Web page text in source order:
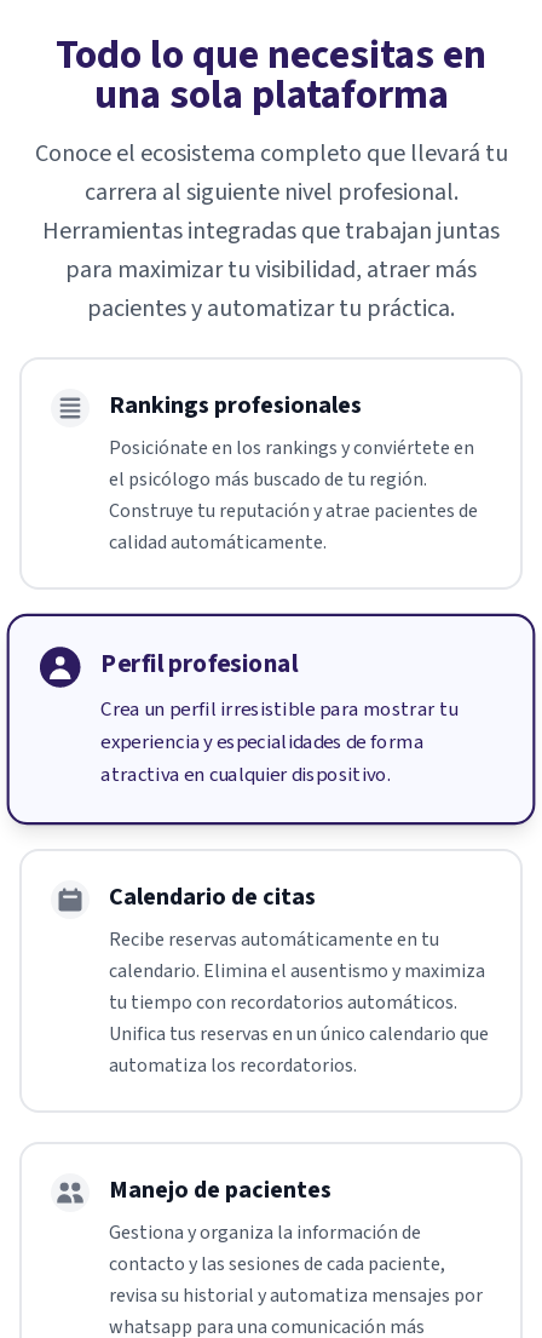
Todo lo que necesitas en
una sola plataforma
Conoce el ecosistema completo que llevará tu
carrera al siguiente nivel profesional.
Herramientas integradas que trabajan juntas
para maximizar tu visibilidad, atraer más
pacientes y automatizar tu práctica.
Rankings profesionales
Posiciónate en los rankings y conviértete en
el psicólogo más buscado de tu región.
Construye tu reputación y atrae pacientes de
calidad automáticamente.
Perfil profesional
Crea un perfil irresistible para mostrar tu
experiencia y especialidades de forma
atractiva en cualquier dispositivo.
Calendario de citas
Recibe reservas automáticamente en tu
calendario. Elimina el ausentismo y maximiza
tu tiempo con recordatorios automáticos.
Unifica tus reservas en un único calendario que
automatiza los recordatorios.
Manejo de pacientes
Gestiona y organiza la información de
contacto y las sesiones de cada paciente,
revisa su historial y automatiza mensajes por
whatsapp para una comunicación más